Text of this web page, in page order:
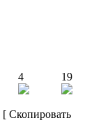
4 19
[ Скопировать